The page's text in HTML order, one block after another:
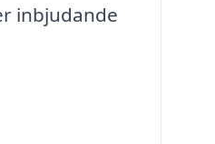
inbjudande